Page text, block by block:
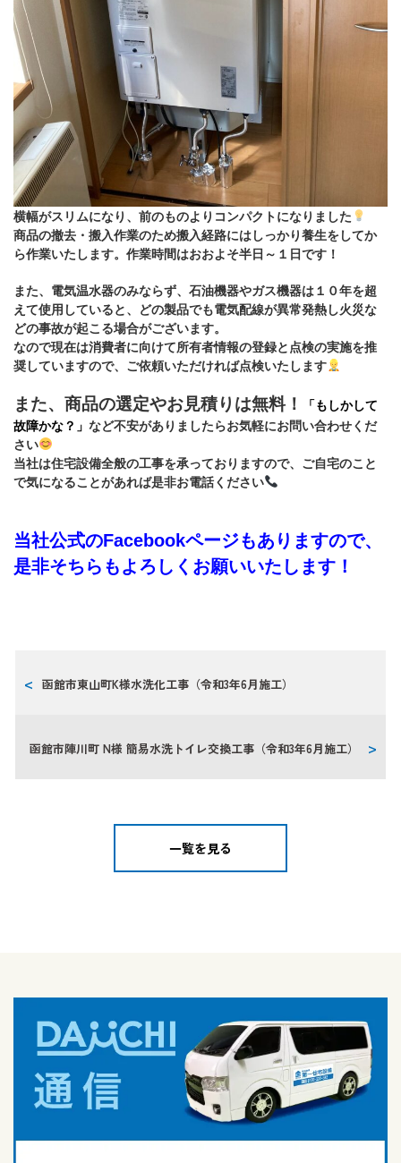
横幅がスリムになり、前のものよりコンパクトになりました
商品の撤去・搬入作業のため搬入経路にはしっかり養生をしてか
ら作業いたします。作業時間はおおよそ半日～１日です！
また、電気温水器のみならず、石油機器やガス機器は１０年を超
えて使用していると、どの製品でも電気配線が異常発熱し火災な
どの事故が起こる場合がございます。
なので現在は消費者に向けて所有者情報の登録と 点検の実施を推
奨していますので、ご依頼いただければ点検いたします
また、商品の選定やお見積りは無料！
「もしかして
故障かな？」 など不安がありましたらお気軽にお問い合わせくだ
さい
当社は住宅設備全般の工事を承っておりますので、ご自宅のこと
で気になることがあれば是非お電話ください
当社公式のFacebookページもありますので、
是非そちらもよろしくお願いいたします！
函館市東山町K様水洗化工事（令和3年6月施工）
函館市陣川町 N様 簡易水洗トイレ交換工事（令和3年6月施工）
一覧を見る